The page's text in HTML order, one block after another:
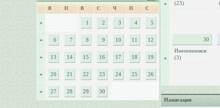
В П В С Ч П С
» 1 2 3 4 5
» 6 7 8 9 10 11 12
» 13 14 15 16 17 18 19
» 20 21 22 23 24 25 26
» 27 28 29 30
»
(23)
»
30
Именинников:
(3)
Навигация